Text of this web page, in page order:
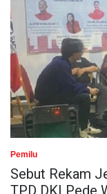
Pemilu
Sebut Rekam
TPD DKI Pede